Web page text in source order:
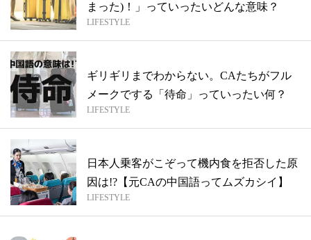
まった)！」っていったいどんな意味？
LIFESTYLE
ギリギリまでわからない。CAたちがフル
メークでする「待命」っていったい何？
LIFESTYLE
日本人乗客がこぞって機内食を拒否した原
因は!?【元CAの中国語ってムズカシイ】
LIFESTYLE